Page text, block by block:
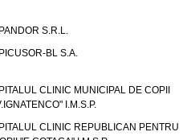
S.R.L.
BL S.A.
CLINIC MUNICIPAL DE COPII
I.M.S.P.
CLINIC REPUBLICAN PENTRU